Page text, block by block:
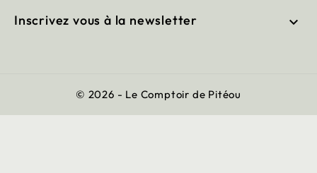
Inscrivez vous à la newsletter 
© 2026 - Le Comptoir de Pitéou